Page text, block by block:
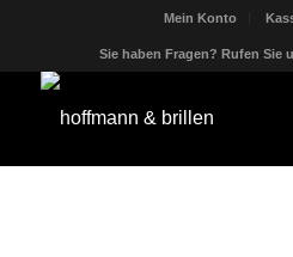
Mein Konto
Sie haben Fragen? Rufen Sie